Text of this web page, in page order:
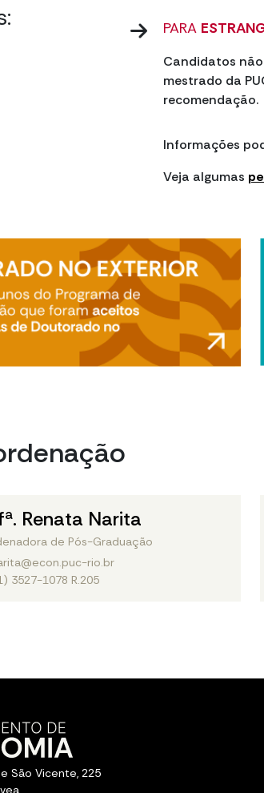
PARA
Candidatos não
mestrado da
recomendação.
Informações
Veja algumas
Renata Narita
de Pós-Graduação
rio.br
3527-1078 R.205
São Vicente, 225